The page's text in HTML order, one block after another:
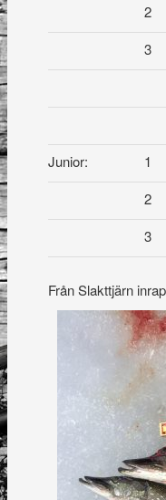
2
3
Junior: 1
2
3
Från Slakttjärn